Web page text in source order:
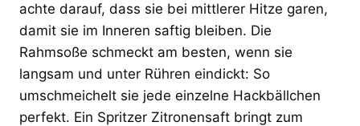
achte darauf, dass sie bei mittlerer Hitze garen,
damit sie im Inneren saftig bleiben. Die
Rahmsoße schmeckt am besten, wenn sie
langsam und unter Rühren eindickt: So
umschmeichelt sie jede einzelne Hackbällchen
perfekt. Ein Spritzer Zitronensaft bringt zum